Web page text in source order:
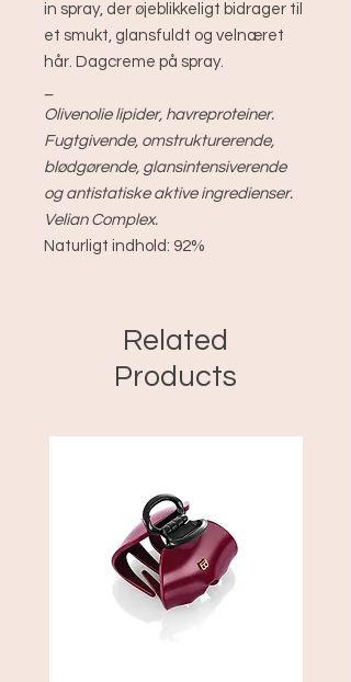
in spray, der øjeblikkeligt bidrager til
et smukt, glansfuldt og velnæret
hår. Dagcreme på spray.
Olivenolie lipider, havreproteiner.
Fugtgivende, omstrukturerende,
blødgørende, glansintensiverende
og antistatiske aktive ingredienser.
Velian Complex.
Naturligt indhold: 92%
Related
Products